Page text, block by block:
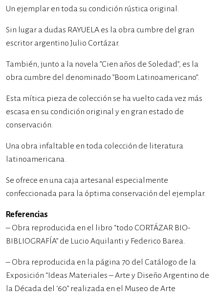
Un ejemplar en toda su condición rústica original.
Sin lugar a dudas RAYUELA es la obra cumbre del gran
escritor argentino Julio Cortázar.
También, junto a la novela ”Cien años de Soledad”, es la
obra cumbre del denominado ”Boom Latinoamericano”.
Esta mítica pieza de colección se ha vuelto cada vez más
escasa en su condición original y en gran estado de
conservación.
Una obra infaltable en toda colección de literatura
latinoamericana.
Se ofrece en una caja artesanal especialmente
confeccionada para la óptima conservación del ejemplar.
Referencias
– Obra reproducida en el libro “todo CORTÁZAR BIO-
BIBLIOGRAFÍA” de Lucio Aquilanti y Federico Barea.
– Obra reproducida en la página 70 del Catálogo de la
Exposición “Ideas Materiales – Arte y Diseño Argentino de
la Década del ‘60” realizada en el Museo de Arte